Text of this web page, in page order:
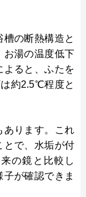
槽の断熱構造と
お湯の温度低下
よると、ふたを
約2.5℃程度と
あります。これ
とで、水垢が付
の鏡と比較し
が確認できま